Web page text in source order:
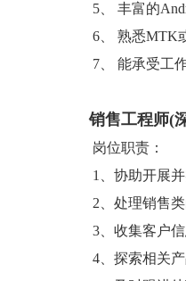
5、 丰富的
6、 熟悉MTK或
7、 能承受工作
销售工程师(
岗位职责：
1、协助开展并
2、处理销售类
3、收集客户信
4、探索相关产